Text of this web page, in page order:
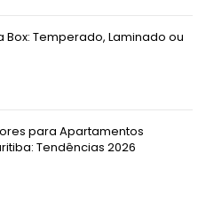
Box: Temperado, Laminado ou
para Apartamentos
Tendências 2026